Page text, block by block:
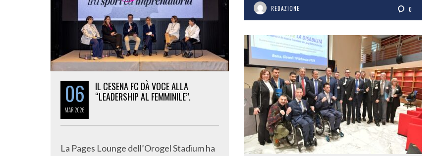
REDAZIONE 0
06
MAR2026
IL CESENA FC DÀ VOCE ALLA
“LEADERSHIP AL FEMMINILE”.
La Pages Lounge dell’Orogel Stadium ha